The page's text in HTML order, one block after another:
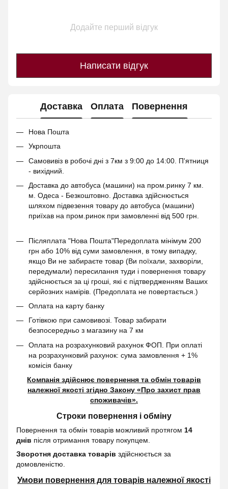
Додайте перший відгук
Написати відгук
Доставка Оплата Повернення
Нова Пошта
Укрпошта
Самовивіз в робочі дні з 7км з 9:00 до 14:00. П'ятниця
- вихідний.
Доставка до автобуса (машини) на пром.ринку 7 км.
м. Одеса - Безкоштовно. Доставка здійснюється
шляхом підвезення товару до автобуса (машини)
приїхав на пром.ринок при замовленні від 500 грн.
Післяплата "Нова Пошта"Передоплата мінімум 200
грн або 10% від суми замовлення, в тому випадку,
якщо Ви не забираєте товар (Ви поїхали, захворіли,
передумали) пересилання туди і повернення товару
здійснюється за ці гроші, які є підтвердженням Ваших
серйозних намірів. (Предоплата не повертається.)
Оплата на карту банку
Готівкою при самовивозі. Товар забирати
безпосередньо з магазину на 7 км
Оплата на розрахунковий рахунок ФОП. При оплаті
на розрахунковий рахунок: сума замовлення + 1%
комісія банку
Компанія здійснює повернення та обмін товарів
належної якості згідно Закону «Про захист прав
споживачів».
Строки повернення і обміну
Повернення та обмін товарів можливий протягом 14
днів після отримання товару покупцем.
Зворотня доставка товарів здійснюється за
домовленістю.
Умови повернення для товарів належної якості